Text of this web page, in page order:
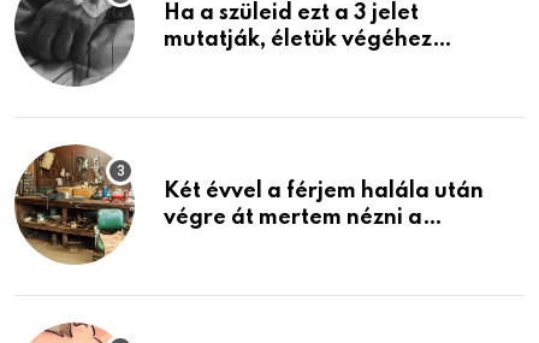
Ha a szüleid ezt a 3 jelet
mutatják, életük végéhez
Két évvel a férjem halála után
végre át mertem nézni a
életemet